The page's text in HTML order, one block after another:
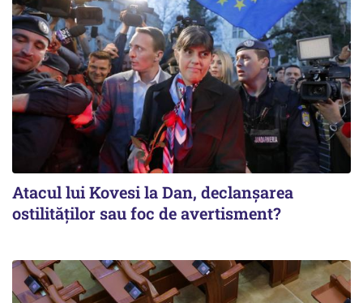
Atacul lui Kovesi la Dan, declanșarea
ostilităților sau foc de avertisment?